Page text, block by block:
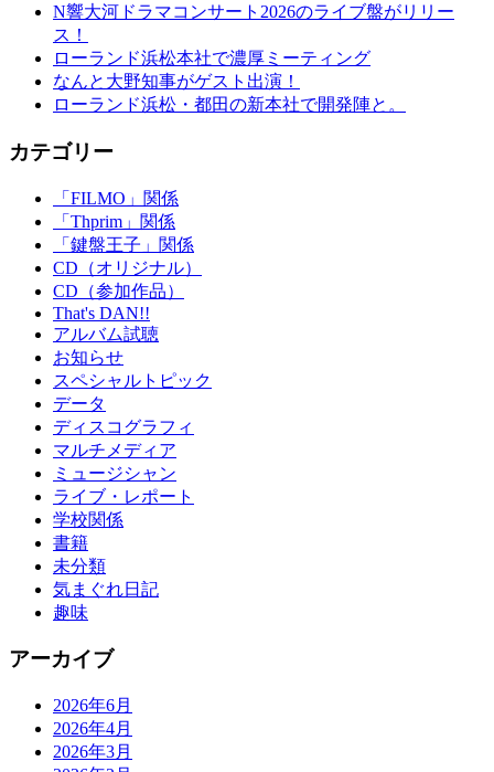
N響大河ドラマコンサート2026のライブ盤がリリー
ス！
ローランド浜松本社で濃厚ミーティング
なんと大野知事がゲスト出演！
ローランド浜松・都田の新本社で開発陣と。
カテゴリー
「FILMO」関係
「Thprim」関係
「鍵盤王子」関係
CD（オリジナル）
CD（参加作品）
That's DAN!!
アルバム試聴
お知らせ
スペシャルトピック
データ
ディスコグラフィ
マルチメディア
ミュージシャン
ライブ・レポート
学校関係
書籍
未分類
気まぐれ日記
趣味
アーカイブ
2026年6月
2026年4月
2026年3月